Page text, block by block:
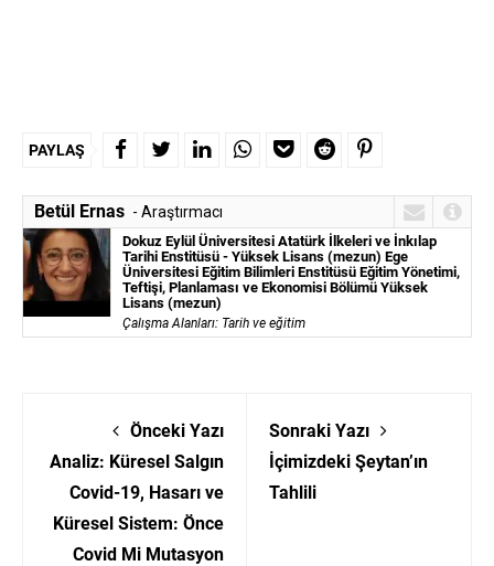
PAYLAŞ
Betül Ernas - Araştırmacı
Dokuz Eylül Üniversitesi Atatürk İlkeleri ve İnkılap
Tarihi Enstitüsü - Yüksek Lisans (mezun) Ege
Üniversitesi Eğitim Bilimleri Enstitüsü Eğitim Yönetimi,
Teftişi, Planlaması ve Ekonomisi Bölümü Yüksek
Lisans (mezun)
Çalışma Alanları: Tarih ve eğitim
Önceki Yazı
Analiz: Küresel Salgın
Covid-19, Hasarı ve
Küresel Sistem: Önce
Covid Mi Mutasyon
Sonraki Yazı
İçimizdeki Şeytan’ın
Tahlili